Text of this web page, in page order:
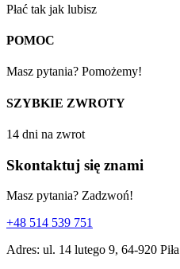
Płać tak jak lubisz
POMOC
Masz pytania? Pomożemy!
SZYBKIE ZWROTY
14 dni na zwrot
Skontaktuj się znami
Masz pytania? Zadzwoń!
+48 514 539 751
Adres: ul. 14 lutego 9, 64-920 Piła